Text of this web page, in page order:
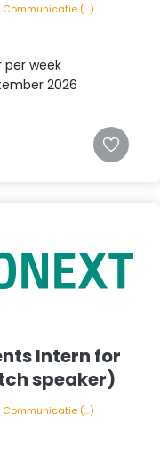
(...)
per week
2026
Intern for
speaker)
(...)